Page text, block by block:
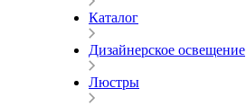
Каталог
Дизайнерское освещение
Люстры